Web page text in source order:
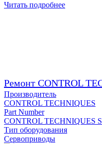
Читать подробнее
Ремонт CONTROL
Производитель
CONTROL TECHNIQUES
Part Number
CONTROL TECHNIQUES
Тип оборудования
Сервоприводы